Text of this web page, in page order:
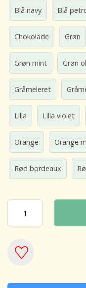
Blå navy Blå
Chokolade Grøn
Grøn mint Grøn
Gråmeleret
Lilla Lilla violet
Orange Orange
Rød bordeaux